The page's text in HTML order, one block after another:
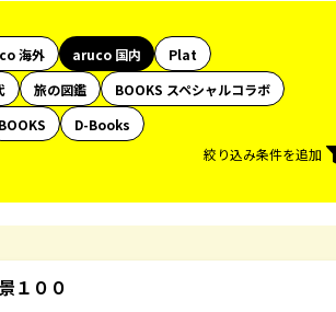
海外 aruco 国内
Plat
旅の図鑑
BOOKS スペシャルコラボ
BOOKS
D-Books
絞り込み条件を追加
１００